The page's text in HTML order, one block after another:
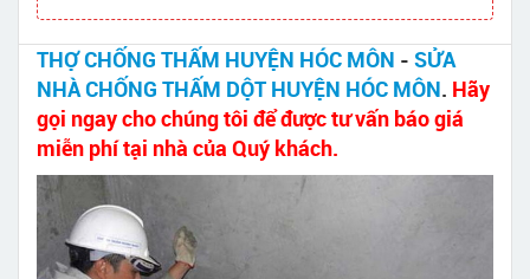
THỢ CHỐNG THẤM HUYỆN HÓC MÔN - SỬA
NHÀ CHỐNG THẤM DỘT HUYỆN HÓC MÔN. Hãy
gọi ngay cho chúng tôi để được tư vấn báo giá
miễn phí tại nhà của Quý khách.